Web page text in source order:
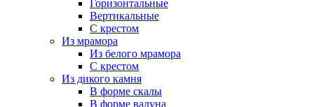
Горизонтальные
Вертикальные
С крестом
Из мрамора
Из белого мрамора
С крестом
Из дикого камня
В форме скалы
В форме валуна